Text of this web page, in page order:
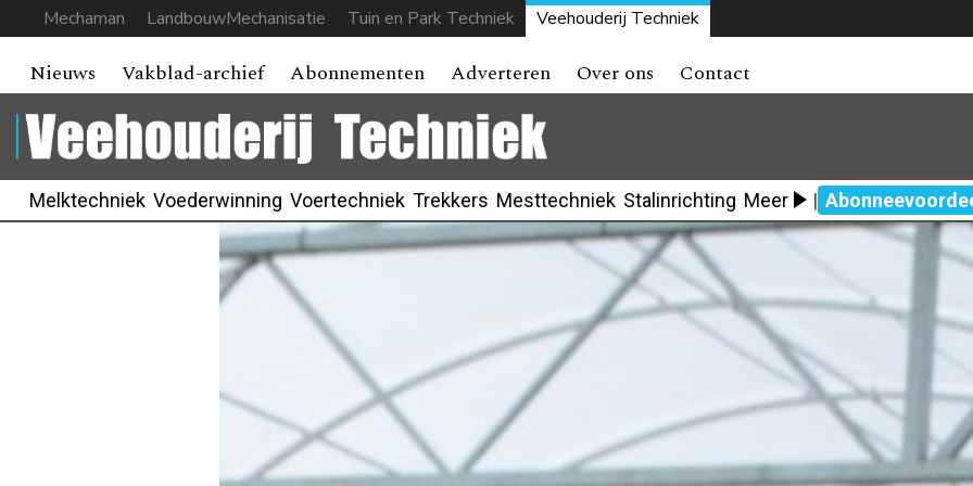
Mechaman LandbouwMechanisatie Tuin en Park Techniek Veehouderij Techniek
Nieuws Vakblad-archief Abonnementen Adverteren Over ons Contact
Melktechniek Voederwinning Voertechniek Trekkers Mesttechniek Stalinrichting Meer |